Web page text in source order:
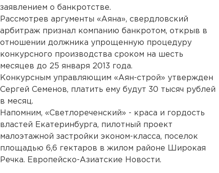
заявлением о банкротстве.
Рассмотрев аргументы «Аяна», свердловский
арбитраж признал компанию банкротом, открыв в
отношении должника упрощенную процедуру
конкурсного производства сроком на шесть
месяцев до 25 января 2013 года.
Конкурсным управляющим «Аян-строй» утвержден
Сергей Семенов, платить ему будут 30 тысяч рублей
в месяц.
Напомним, «Светлореченский» - краса и гордость
властей Екатеринбурга, пилотный проект
малоэтажной застройки эконом-класса, поселок
площадью 6,6 гектаров в жилом районе Широкая
Речка. Европейско-Азиатские Новости.